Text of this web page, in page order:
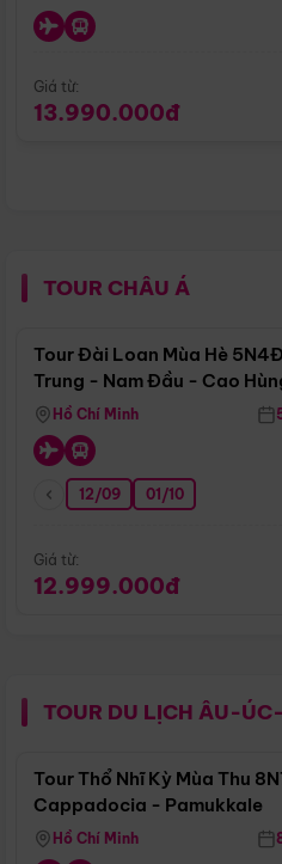
Giá từ:
13.990.000đ
TOUR CHÂU Á
Tour Đài Loan Mùa Hè
Trung - Nam Đầu - Cao
Hồ Chí Minh
12/09 01/10
Giá từ:
12.999.000đ
TOUR DU LỊCH ÂU-
Tour Thổ Nhĩ Kỳ Mùa Thu
Cappadocia - Pamukkale
Hồ Chí Minh